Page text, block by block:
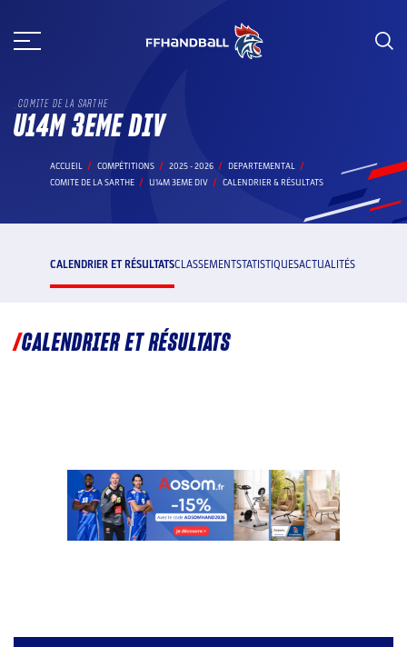
au
COMITE DE LA SARTHE
U14M 3EME DIV
ACCUEIL COMPÉTITIONS 2025 - 2026
DEPARTEMENTAL
COMITE DE LA SARTHE
U14M 3EME DIV CALENDRIER & RÉSULTATS
CALENDRIER ET RÉSULTATSCLASSEMENTSTATISTIQUESACTUALITÉS
CALENDRIER ET RÉSULTATS